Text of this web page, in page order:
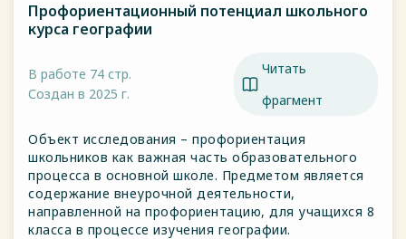
Профориентационный потенциал школьного
курса географии
В работе 74 стр.
Создан в 2025 г.
Читать
фрагмент
Объект исследования – профориентация
школьников как важная часть образовательного
процесса в основной школе. Предметом является
содержание внеурочной деятельности,
направленной на профориентацию, для учащихся 8
класса в процессе изучения географии.